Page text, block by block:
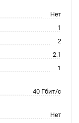
Нет
1
2
2.1
1
40 Гбит/с
Нет